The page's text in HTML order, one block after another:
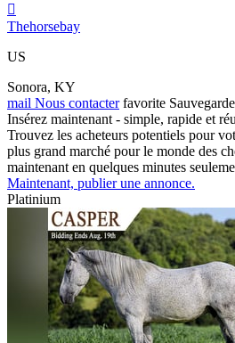

Thehorsebay
US
Sonora, KY
mail Nous contacter favorite
Insérez maintenant - simple, rapide et
Trouvez les acheteurs potentiels pour
plus grand marché pour le monde des
maintenant en quelques minutes
Maintenant, publier une annonce.
Platinium